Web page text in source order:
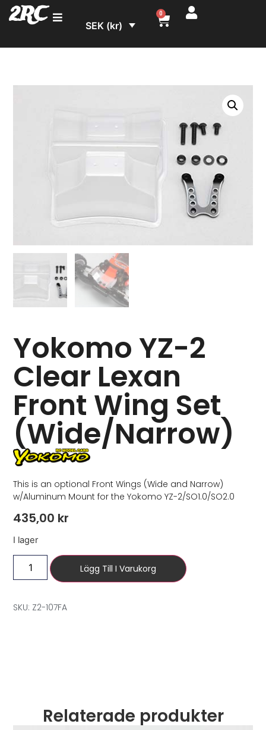
2RC SEK (kr)
0
Yokomo YZ-2
Clear Lexan
Front Wing Set
(Wide/Narrow)
This is an optional Front Wings (Wide and Narrow)
w/Aluminum Mount for the Yokomo YZ-2/SO1.0/SO2.0
435,00 kr
I lager
Lägg Till I Varukorg
SKU: Z2-107FA
Relaterade produkter